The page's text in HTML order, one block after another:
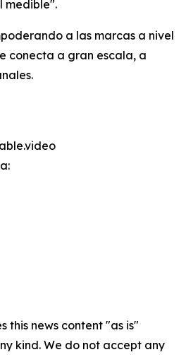
medible".
a las marcas a nivel
conecta a gran escala, a
this news content "as is"
kind. We do not accept any